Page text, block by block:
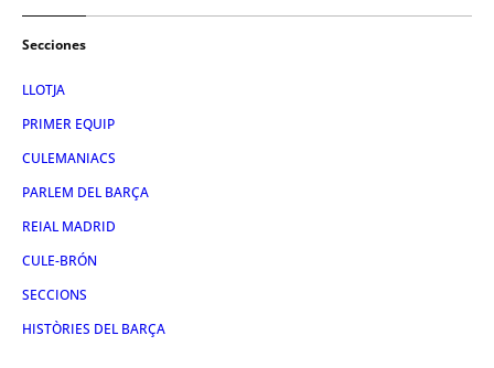
Secciones
LLOTJA
PRIMER EQUIP
CULEMANIACS
PARLEM DEL BARÇA
REIAL MADRID
CULE-BRÓN
SECCIONS
HISTÒRIES DEL BARÇA